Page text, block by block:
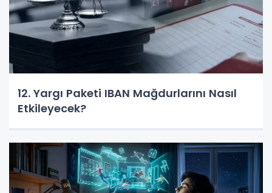
12. Yargı Paketi IBAN Mağdurlarını Nasıl
Etkileyecek?